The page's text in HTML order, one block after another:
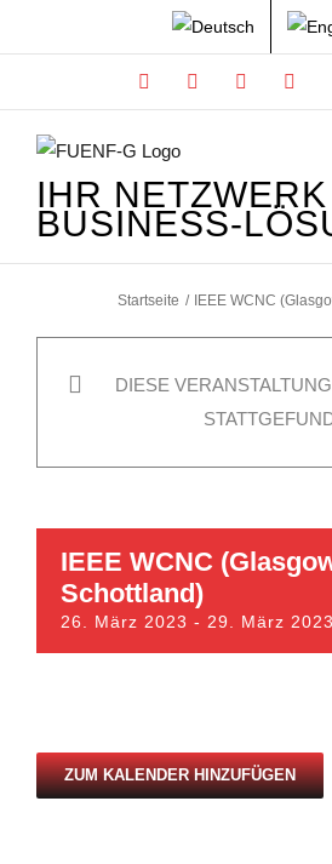
Inhalt
Facebook Instagram
IHR
BUSINESS-
Startseite IEEE WCNC
DIESE
IEEE WCNC
Schottland)
26. März 2023 - 29. März 2023
ZUM KALENDER HINZUFÜGEN